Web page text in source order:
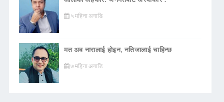
५ महिना अगाडि
मत अब नारालाई होइन, नतिजालाई चाहिन्छ
७ महिना अगाडि